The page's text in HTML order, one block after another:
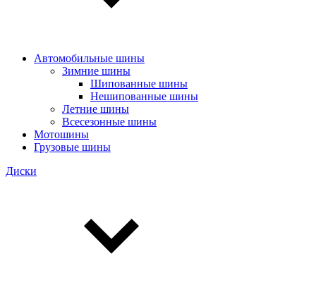
Автомобильные шины
Зимние шины
Шипованные шины
Нешипованные шины
Летние шины
Всесезонные шины
Мотошины
Грузовые шины
Диски